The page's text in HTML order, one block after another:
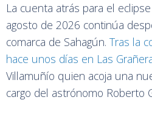
La cuenta atrás para el
agosto de 2026 continúa
comarca de Sahagún. Tras la
hace unos días en Las
Villamuñío quien acoja una
cargo del astrónomo Roberto